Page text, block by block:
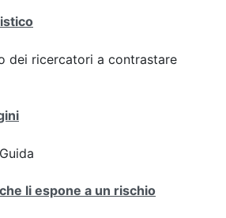
dei ricercatori a contrastare
li espone a un rischio